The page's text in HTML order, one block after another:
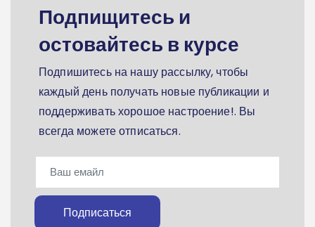
Подпищитесь и
остовайтесь в курсе
Подпишитесь на нашу рассылку, чтобы
каждый день получать новые публикации и
поддерживать хорошое настроение!. Вы
всегда можете отписаться.
Подписаться